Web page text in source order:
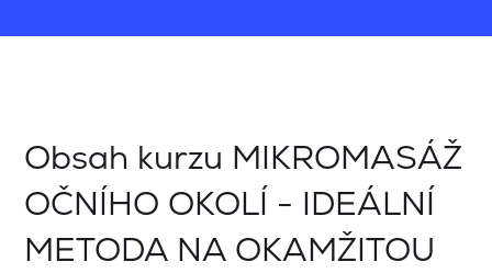
Obsah kurzu MIKROMASÁŽ
OČNÍHO OKOLÍ - IDEÁLNÍ
METODA NA OKAMŽITOU